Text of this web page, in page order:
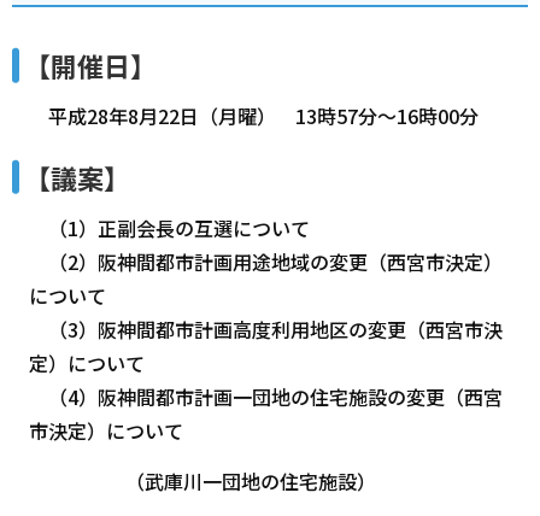
【開催日】
平成28年8月22日（月曜） 13時57分～16時00分
【議案】
（1）正副会長の互選について
（2）阪神間都市計画用途地域の変更（西宮市決定）
について
（3）阪神間都市計画高度利用地区の変更（西宮市決
定）について
（4）阪神間都市計画一団地の住宅施設の変更（西宮
市決定）について
（武庫川一団地の住宅施設）